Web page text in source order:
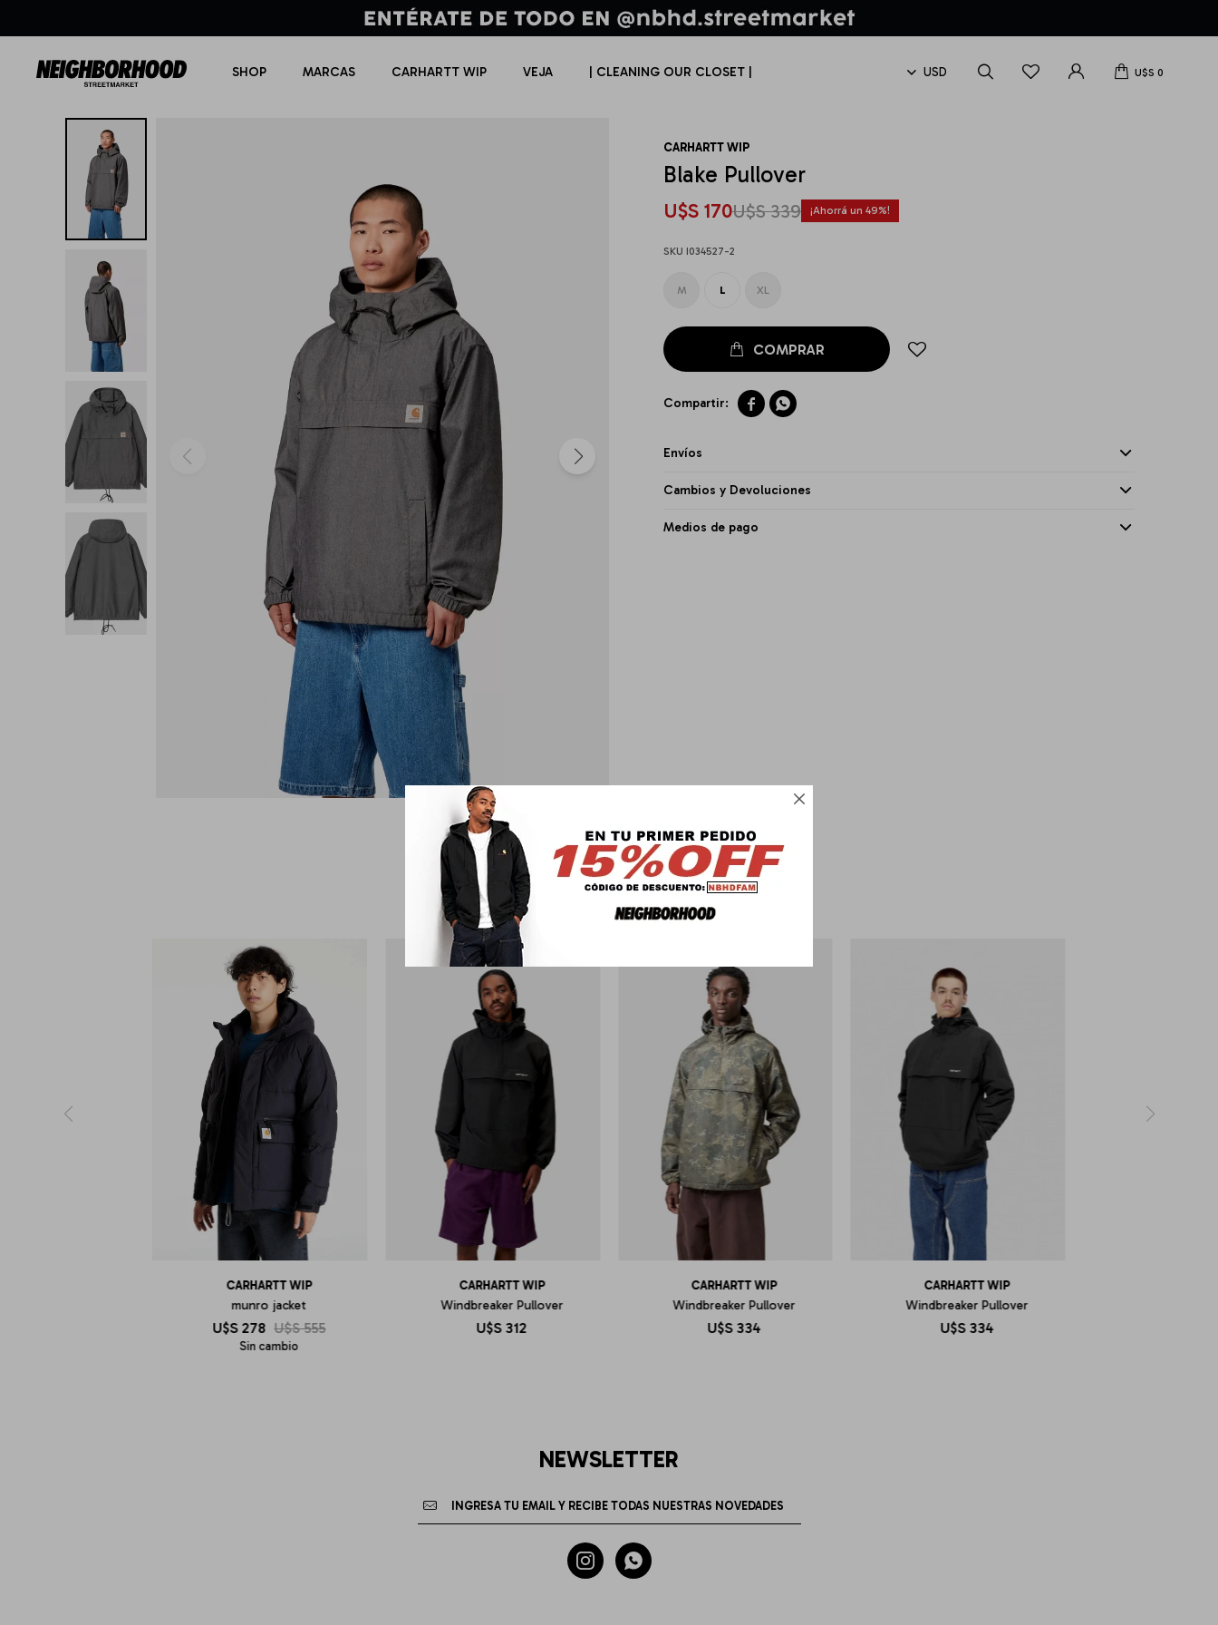

SHOP MARCAS CARHARTT WIP VEJA | CLEANING OUR CLOSET | U$S 0
CARHARTT WIP
Blake Pullover
U$S 170U$S 339 49
I034527-2
M L XL
 
Envíos
Cambios y Devoluciones
Medios de pago
PRODUCTOS QUE TE PUEDEN INTERESAR
CARHARTT WIP
munro jacket
U$S 278 U$S 555
Sin cambio
CARHARTT WIP
Windbreaker Pullover
U$S 312
CARHARTT WIP
Windbreaker Pullover
U$S 334
CARHARTT WIP
Windbreaker Pullover
U$S 334
NEWSLETTER
 